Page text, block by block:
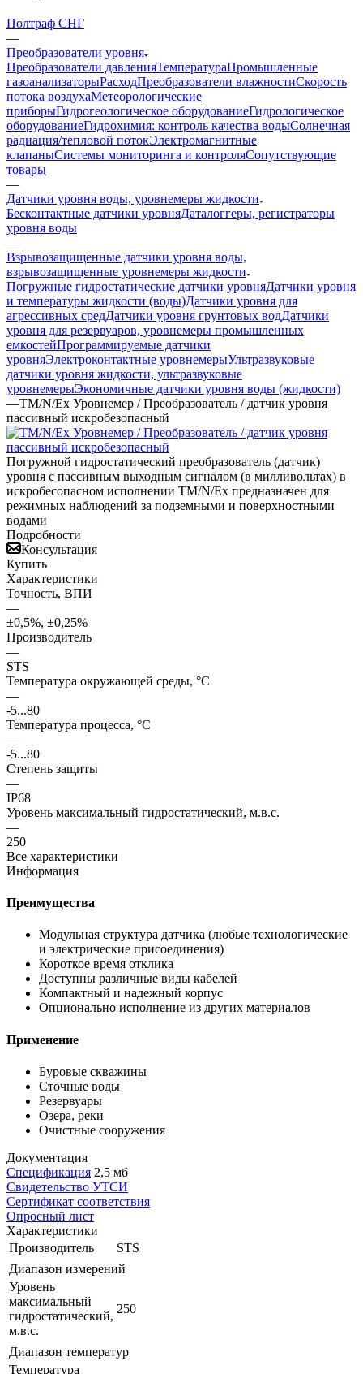
Полтраф СНГ
—
Преобразователи уровня
Преобразователи давленияТемператураПромышленные
газоанализаторыРасходПреобразователи влажностиСкорость
потока воздухаМетеорологические
приборыГидрогеологическое оборудованиеГидрологическое
оборудованиеГидрохимия: контроль качества водыСолнечная
радиация/тепловой потокЭлектромагнитные
клапаныСистемы мониторинга и контроляСопутствующие
товары
—
Датчики уровня воды, уровнемеры жидкости
Бесконтактные датчики уровняДаталоггеры, регистраторы
уровня воды
—
Взрывозащищенные датчики уровня воды,
взрывозащищенные уровнемеры жидкости
Погружные гидростатические датчики уровняДатчики уровня
и температуры жидкости (воды)Датчики уровня для
агрессивных средДатчики уровня грунтовых водДатчики
уровня для резервуаров, уровнемеры промышленных
емкостейПрограммируемые датчики
уровняЭлектроконтактные уровнемерыУльтразвуковые
датчики уровня жидкости, ультразвуковые
уровнемерыЭкономичные датчики уровня воды (жидкости)
—TM/N/Ex Уровнемер / Преобразователь / датчик уровня
пассивный искробезопасный
Погружной гидростатический преобразователь (датчик)
уровня с пассивным выходным сигналом (в милливольтах) в
искробесопасном исполнении TM/N/Ex предназначен для
режимных наблюдений за подземными и поверхностными
водами
Подробности
Консультация
Купить
Характеристики
Точность, ВПИ
—
±0,5%, ±0,25%
Производитель
—
STS
Температура окружающей среды, °С
—
-5...80
Температура процесса, °С
—
-5...80
Степень защиты
—
IP68
Уровень максимальный гидростатический, м.в.с.
—
250
Все характеристики
Информация
Преимущества
Модульная структура датчика (любые технологические
и электрические присоединения)
Короткое время отклика
Доступны различные виды кабелей
Компактный и надежный корпус
Опционально исполнение из других материалов
Применение
Буровые скважины
Сточные воды
Резервуары
Озера, реки
Очистные сооружения
Документация
Спецификация 2,5 мб
Свидетельство УТСИ
Сертификат соответствия
Опросный лист
Характеристики
Производитель
STS
Диапазон измерений
Уровень
максимальный
гидростатический,
м.в.с.
250
Диапазон температур
Температура